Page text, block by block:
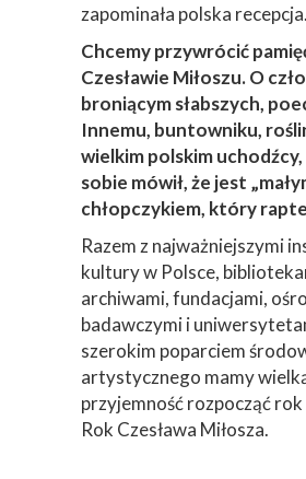
zapominała polska recepcja.
Chcemy przywrócić
Czesławie Miłoszu. O
broniącym słabszych,
Innemu, buntowniku,
wielkim polskim
sobie mówił, że jest
chłopczykiem, który
Razem z najważniejszymi
kultury w Polsce,
archiwami, fundacjami,
badawczymi i
szerokim poparciem
artystycznego mamy
przyjemność rozpocząć
Rok Czesława Miłosza.